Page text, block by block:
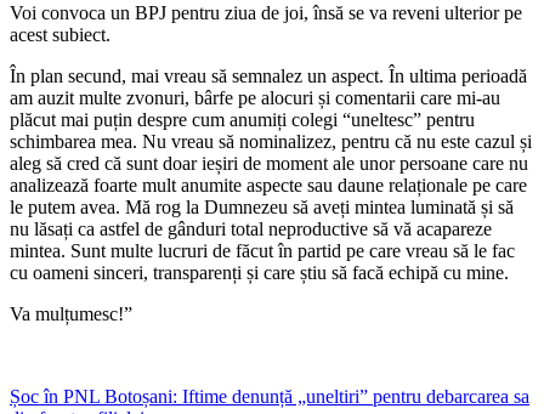
Voi convoca un BPJ pentru ziua de joi, însă se va reveni ulterior pe
acest subiect.
În plan secund, mai vreau să semnalez un aspect. În ultima perioadă
am auzit multe zvonuri, bârfe pe alocuri și comentarii care mi-au
plăcut mai puțin despre cum anumiți colegi “uneltesc” pentru
schimbarea mea. Nu vreau să nominalizez, pentru că nu este cazul și
aleg să cred că sunt doar ieșiri de moment ale unor persoane care nu
analizează foarte mult anumite aspecte sau daune relaționale pe care
le putem avea. Mă rog la Dumnezeu să aveți mintea luminată și să
nu lăsați ca astfel de gânduri total neproductive să vă acapareze
mintea. Sunt multe lucruri de făcut în partid pe care vreau să le fac
cu oameni sinceri, transparenți și care știu să facă echipă cu mine.
Va mulțumesc!”
Șoc în PNL Botoșani: Iftime denunță „uneltiri” pentru debarcarea sa